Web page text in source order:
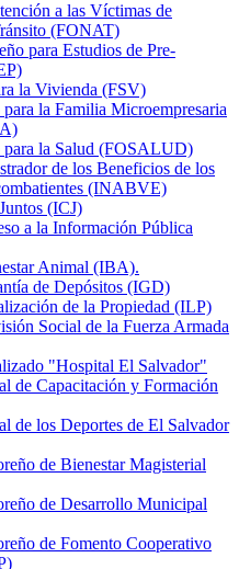
a las Víctimas de
(FONAT)
para Estudios de Pre-
la Vivienda (FSV)
la Familia Microempresaria
para la Salud (FOSALUD)
de los Beneficios de los
(INABVE)
(ICJ)
a la Información Pública
Animal (IBA).
de Depósitos (IGD)
de la Propiedad (ILP)
Social de la Fuerza Armada
"Hospital El Salvador"
de Capacitación y Formación
de los Deportes de El Salvador
de Bienestar Magisterial
de Desarrollo Municipal
de Fomento Cooperativo